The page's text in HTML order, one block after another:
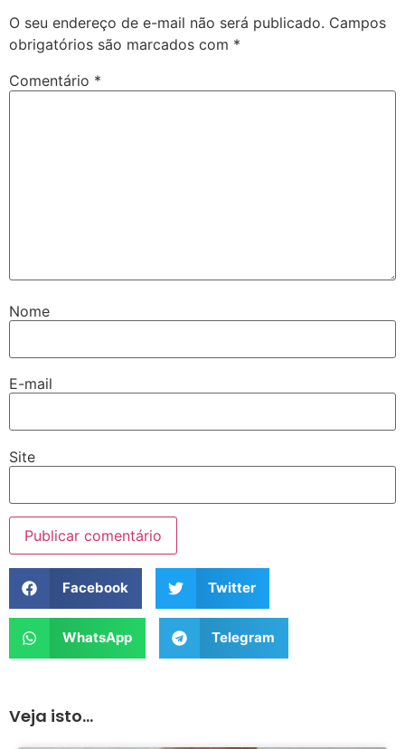
O seu endereço de e-mail não será publicado. Campos
obrigatórios são marcados com *
Comentário *
Nome
E-mail
Site
Facebook Twitter
WhatsApp Telegram
Veja isto...